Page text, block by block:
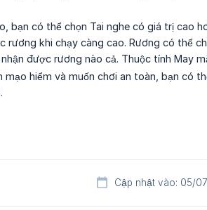
bạn có thể chọn Tai nghe có giá trị cao
rương khi chạy càng cao. Rương có thể
được rương nào cả. Thuộc tính May
mạo hiểm và muốn chơi an toàn, bạn có
Cập nhật vào: 05/